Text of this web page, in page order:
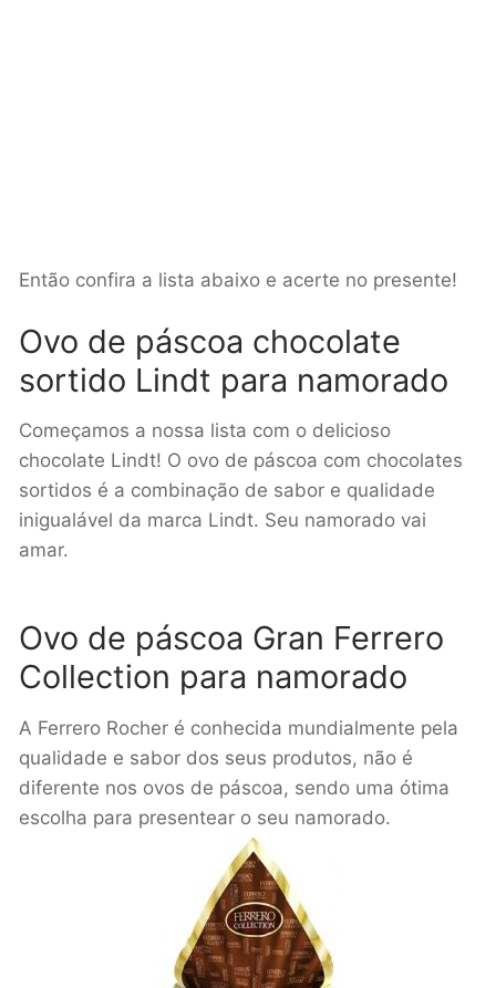
Então confira a lista abaixo e acerte no presente!
Ovo de páscoa chocolate
sortido Lindt para namorado
Começamos a nossa lista com o delicioso
chocolate Lindt! O ovo de páscoa com chocolates
sortidos é a combinação de sabor e qualidade
inigualável da marca Lindt. Seu namorado vai
amar.
Ovo de páscoa Gran Ferrero
Collection para namorado
A Ferrero Rocher é conhecida mundialmente pela
qualidade e sabor dos seus produtos, não é
diferente nos ovos de páscoa, sendo uma ótima
escolha para presentear o seu namorado.